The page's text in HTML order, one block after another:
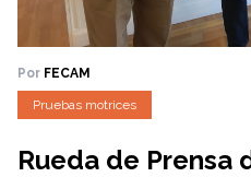
Por FECAM
Pruebas motrices
Rueda de Prensa